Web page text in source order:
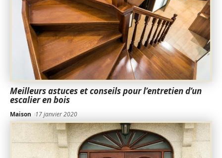
Meilleurs astuces et conseils pour l’entretien d’un
escalier en bois
Maison 17 janvier 2020